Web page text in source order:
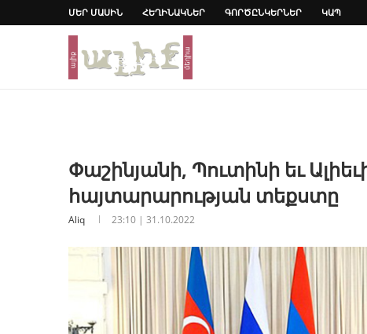
ՄԵՐ ՄԱՍԻՆ ՀԵՂԻՆԱԿՆԵՐ ԳՈՐԾԸՆԿԵՐՆԵՐ ԿԱՊ
Փաշինյանի, Պուտինի եւ
հայտարարության տեքստը
Aliq 23:10 | 31.10.2022